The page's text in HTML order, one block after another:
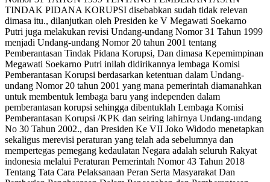
TINDAK PIDANA KORUPSI disebabkan sudah tidak relevan
dimasa itu., dilanjutkan oleh Presiden ke V Megawati Soekarno
Putri juga melakukan revisi Undang-undang Nomor 31 Tahun 1999
menjadi Undang-undang Nomor 20 tahun 2001 tentang
Pemberantasan Tindak Pidana Korupsi, Dan dimasa Kepemimpinan
Megawati Soekarno Putri inilah didirikannya lembaga Komisi
Pemberantasan Korupsi berdasarkan ketentuan dalam Undang-
undang Nomor 20 tahun 2001 yang mana pemerintah diamanahkan
untuk membentuk lembaga baru yang independen dalam
pemberantasan korupsi sehingga dibentuklah Lembaga Komisi
Pemberantasan Korupsi /KPK dan seiring lahirnya Undang-undang
No 30 Tahun 2002., dan Presiden Ke VII Joko Widodo menetapkan
sekaligus merevisi peraturan yang telah ada sebelumnya dan
mempertegas pemegang kedaulatan Negara adalah seluruh Rakyat
indonesia melalui Peraturan Pemerintah Nomor 43 Tahun 2018
Tentang Tata Cara Pelaksanaan Peran Serta Masyarakat Dan